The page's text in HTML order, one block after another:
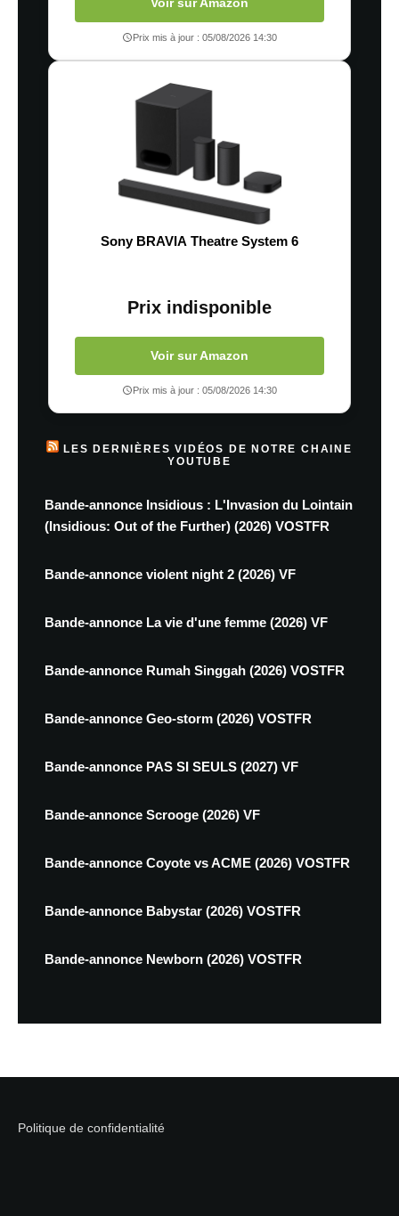
Prix mis à jour : 05/08/2026 14:30
Sony BRAVIA Theatre System 6
Prix indisponible
Voir sur Amazon
Prix mis à jour : 05/08/2026 14:30
LES DERNIÈRES VIDÉOS DE NOTRE CHAINE
YOUTUBE
Bande-annonce Insidious : L'Invasion du Lointain
(Insidious: Out of the Further) (2026) VOSTFR
Bande-annonce violent night 2 (2026) VF
Bande-annonce La vie d'une femme (2026) VF
Bande-annonce Rumah Singgah (2026) VOSTFR
Bande-annonce Geo-storm (2026) VOSTFR
Bande-annonce PAS SI SEULS (2027) VF
Bande-annonce Scrooge (2026) VF
Bande-annonce Coyote vs ACME (2026) VOSTFR
Bande-annonce Babystar (2026) VOSTFR
Bande-annonce Newborn (2026) VOSTFR
Politique de confidentialité